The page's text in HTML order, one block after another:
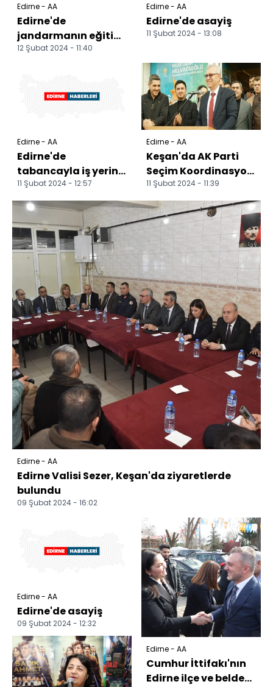
Edirne - AA
Edirne'de
jandarmanın eğitim
faaliyetleri sürüyor
12 Şubat 2024 - 11:40
Edirne - AA
Edirne'de asayiş
11 Şubat 2024 - 13:08
Edirne - AA
Edirne'de
tabancayla iş yerine
ateş eden kişi
tutuklandı
11 Şubat 2024 - 12:57
Edirne - AA
Keşan'da AK Parti
Seçim Koordinasyon
Merkezi açıldı
11 Şubat 2024 - 11:39
Edirne - AA
Edirne Valisi Sezer, Keşan'da ziyaretlerde
bulundu
09 Şubat 2024 - 16:02
Edirne - AA
Edirne'de asayiş
09 Şubat 2024 - 12:32
Edirne - AA
Cumhur İttifakı'nın
Edirne ilçe ve belde